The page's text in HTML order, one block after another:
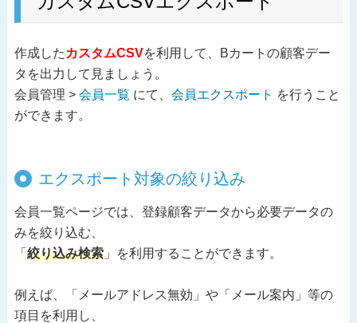
作成した カスタムCSVを利用して、Bカートの顧客デー
タを出力して見ましょう。
会員管理 > 会員一覧 にて、 会員エクスポート を行うこと
ができます。
エクスポート対象の絞り込み
会員一覧ページでは、登録顧客データから必要データの
みを絞り込む、
「 絞り込み検索」を利用することができます。
例えば、「メールアドレス無効」や「メール案内」等の
項目を利用し、